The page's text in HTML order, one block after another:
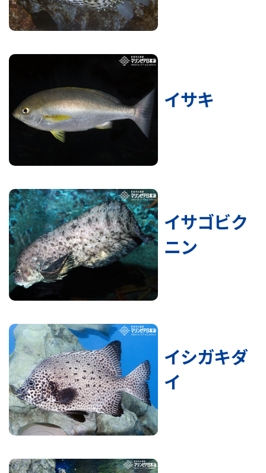
イサキ
イサゴビク
ニン
イシガキダ
イ